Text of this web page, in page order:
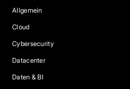
Allgemein
Cloud
Cybersecurity
Datacenter
Daten & BI